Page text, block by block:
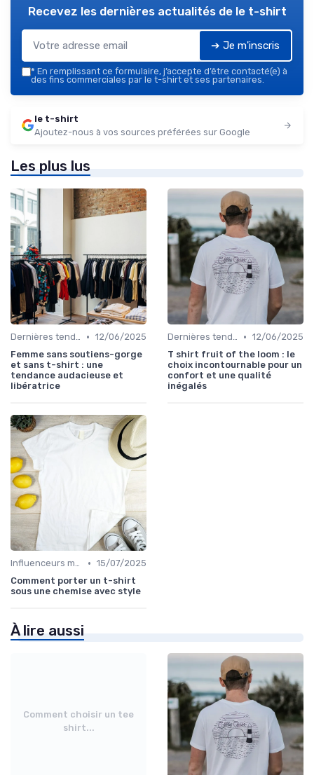
Recevez les dernières actualités de le t-shirt
➔ Je m'inscris
* En remplissant ce formulaire, j’accepte d’être contacté(e) à
des fins commerciales par le t-shirt et ses partenaires.
le t-shirt
Ajoutez-nous à vos sources préférées sur Google
Les plus lus
Dernières tendances • 12/06/2025
Femme sans soutiens-gorge
et sans t-shirt : une
tendance audacieuse et
libératrice
Dernières tendances • 12/06/2025
T shirt fruit of the loom : le
choix incontournable pour un
confort et une qualité
inégalés
Influenceurs mode • 15/07/2025
Comment porter un t-shirt
sous une chemise avec style
À lire aussi
Comment choisir un tee
shirt...